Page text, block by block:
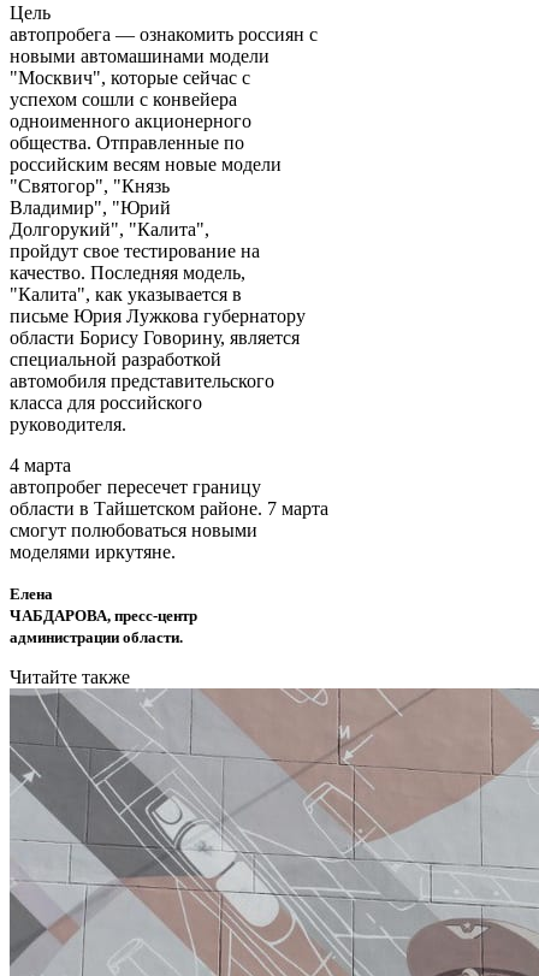
Цель
автопробега — ознакомить россиян с
новыми автомашинами модели
"Москвич", которые сейчас с
успехом сошли с конвейера
одноименного акционерного
общества. Отправленные по
российским весям новые модели
"Святогор", "Князь
Владимир", "Юрий
Долгорукий", "Калита",
пройдут свое тестирование на
качество. Последняя модель,
"Калита", как указывается в
письме Юрия Лужкова губернатору
области Борису Говорину, является
специальной разработкой
автомобиля представительского
класса для российского
руководителя.
4 марта
автопробег пересечет границу
области в Тайшетском районе. 7 марта
смогут полюбоваться новыми
моделями иркутяне.
Елена
ЧАБДАРОВА, пресс-центр
администрации области.
Читайте также